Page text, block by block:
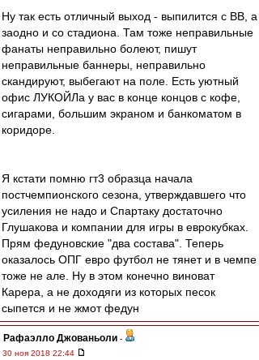
Ну так есть отличный выход - выпилится с ВВ, а
заодно и со стадиона. Там тоже неправильные
фанаты неправильно болеют, пишут
неправильные баннеры, неправильно
скандируют, выбегают на поле. Есть уютный
офис ЛУКОЙЛа у вас в конце концов с кофе,
сигарами, большим экраном и банкоматом в
коридоре.
Я кстати помню гт3 образца начала
постчемпионского сезона, утверждавшего что
усиления не надо и Спартаку достаточно
Глушакова и компании для игры в еврокубках.
Прям федуновские "два состава". Теперь
оказалось ОПГ евро футбол не тянет и в чемпе
тоже не але. Ну в этом конечно виноват
Карера, а не доходяги из которых песок
сыпется и не жмот федун
Рафаэлло Джованьоли -
30 ноя 2018 22:44